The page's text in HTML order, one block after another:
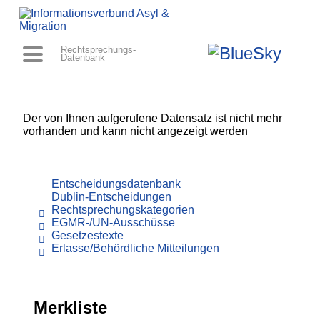
Rechtsprechungs-
Datenbank
Der von Ihnen aufgerufene Datensatz ist nicht mehr
vorhanden und kann nicht angezeigt werden
Entscheidungsdatenbank
Dublin-Entscheidungen
Rechtsprechungskategorien
EGMR-/UN-Ausschüsse
Gesetzestexte
Erlasse/Behördliche Mitteilungen
Merkliste